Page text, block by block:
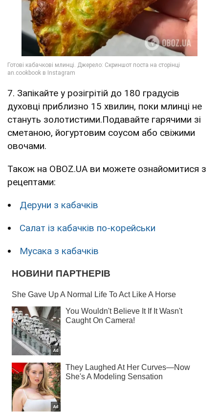
7. Запікайте у розігрітій до 180 градусів
духовці приблизно 15 хвилин, поки млинці не
стануть золотистими.Подавайте гарячими зі
сметаною, йогуртовим соусом або свіжими
овочами.
Також на OBOZ.UA ви можете ознайомитися з
рецептами:
Деруни з кабачків
Салат із кабачків по-корейськи
Мусака з кабачків